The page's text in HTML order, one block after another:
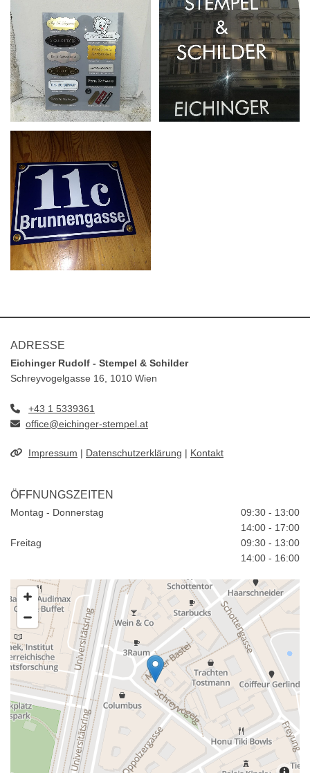
ADRESSE
Eichinger Rudolf - Stempel & Schilder
Schreyvogelgasse 16, 1010 Wien
 +43 1 5339361
 office@eichinger-stempel.at
 Impressum | Datenschutzerklärung | Kontakt
ÖFFNUNGSZEITEN
Montag - Donnerstag
09:30 - 13:00
14:00 - 17:00
Freitag
09:30 - 13:00
14:00 - 16:00